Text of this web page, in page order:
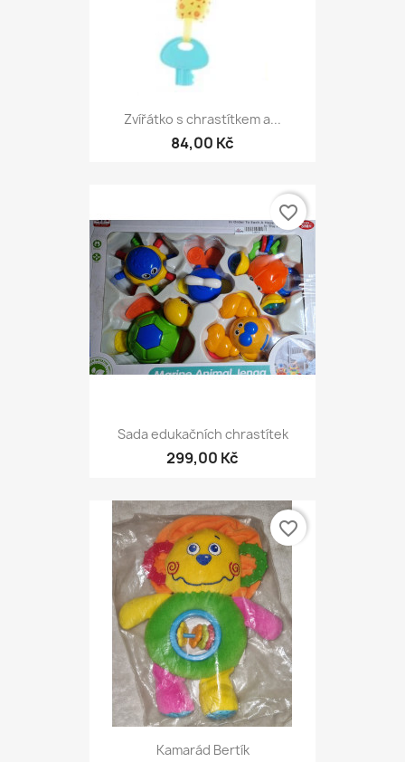
Zvířátko s chrastítkem a...
84,00 Kč
Sada edukačních chrastítek
299,00 Kč
favorite_border
Kamarád Bertík
favorite_border